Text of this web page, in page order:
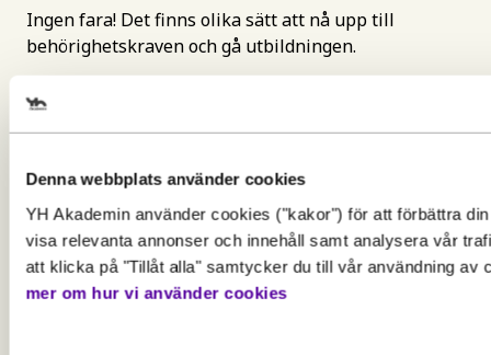
Denna webbplats använder cookies
YH Akademin använder cookies ("kakor") för att förbättra
visa relevanta annonser och innehåll samt analysera vår
att klicka på "Tillåt alla" samtycker du till vår användning av
mer om hur vi använder cookies
Ingen fara! Det finns olika sätt att nå upp till
behörighetskraven och gå utbildningen.
Att bli behörig med reell kompetens
Vanliga frågor
Gör en intresseanmälan för att
mer information om den här
utbildningen